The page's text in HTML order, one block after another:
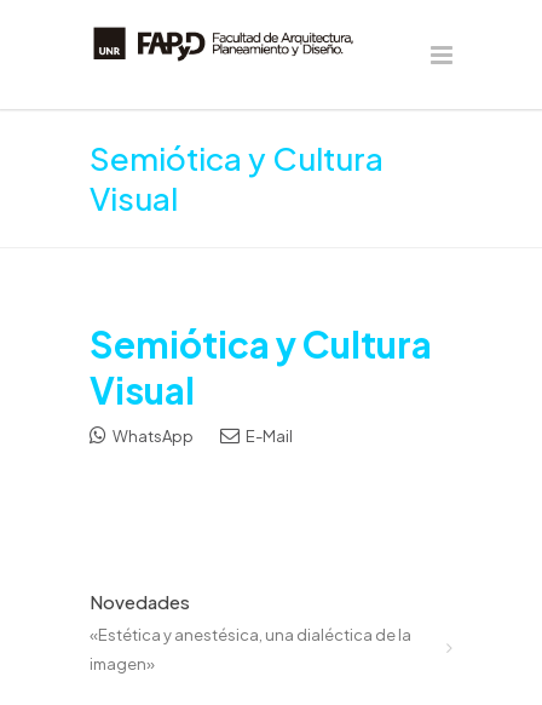
Semiótica y Cultura
Visual
Semiótica y Cultura
Visual
WhatsApp E-Mail
Novedades
«Estética y anestésica, una dialéctica de la
imagen»